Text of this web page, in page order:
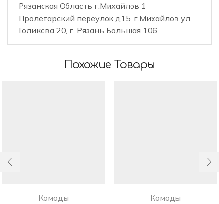
Рязанская Область г.Михайлов 1
Пролетарский переулок д15, г.Михайлов ул.
Голикова 20, г. Рязань Большая 106
Похожие Товары
Комоды Комоды